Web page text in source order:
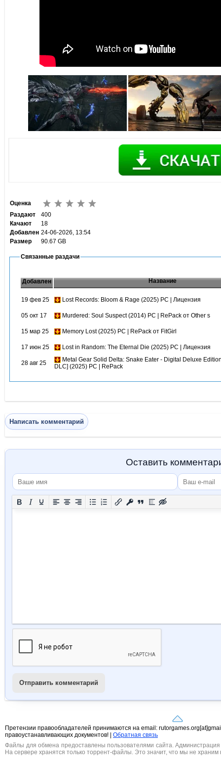
Оценка
Раздают
400
Качают
18
Добавлен 24-06-2026, 13:54
Размер
90.67 GB
Связанные раздачи
Добавлен Название
19 фев 25 Lost Records: Bloom & Rage (2025) PC | Лицензия
05 окт 17 Murdered: Soul Suspect (2014) PC | RePack от Other s
15 мар 25 Memory Lost (2025) PC | RePack от FitGirl
17 июн 25 Lost in Random: The Eternal Die (2025) PC | Лицензия
28 авг 25
Metal Gear Solid Delta: Snake Eater - Digital Deluxe
DLC] (2025) PC | RePack
Написать комментарий
Оставить
Отправить комментарий
Претензии правообладателей принимаются на email:
правоустанавливающих документов! |
Обратная связь
Файлы для обмена предоставлены пользователями сайта. Администрация
На сервере хранятся только торрент-файлы. Это значит, что мы не